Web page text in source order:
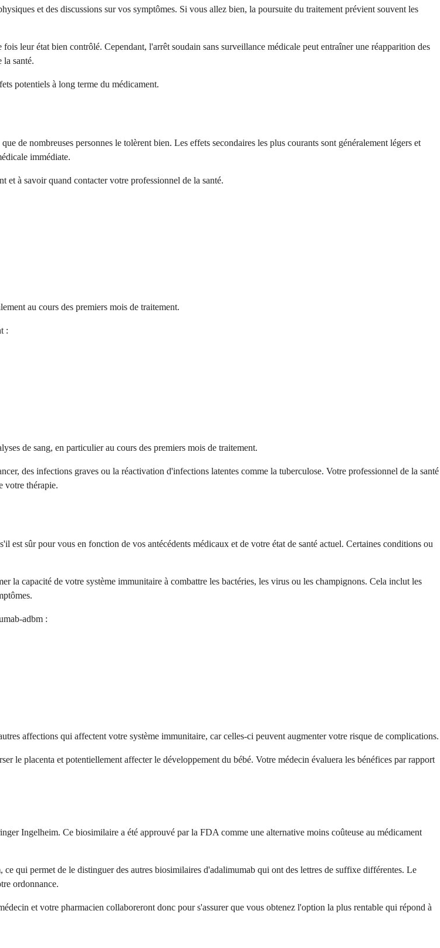
et des discussions sur vos symptômes. Si vous allez bien, la poursuite du traitement prévient souvent les
leur état bien contrôlé. Cependant, l'arrêt soudain sans surveillance médicale peut entraîner une réapparition des
la santé.
potentiels à long terme du médicament.
de nombreuses personnes le tolèrent bien. Les effets secondaires les plus courants sont généralement légers et
immédiate.
et à savoir quand contacter votre professionnel de la santé.
au cours des premiers mois de traitement.
:
de sang, en particulier au cours des premiers mois de traitement.
des infections graves ou la réactivation d'infections latentes comme la tuberculose. Votre professionnel de la santé
votre thérapie.
sûr pour vous en fonction de vos antécédents médicaux et de votre état de santé actuel. Certaines conditions ou
la capacité de votre système immunitaire à combattre les bactéries, les virus ou les champignons. Cela inclut les
adbm :
affections qui affectent votre système immunitaire, car celles-ci peuvent augmenter votre risque de complications.
le placenta et potentiellement affecter le développement du bébé. Votre médecin évaluera les bénéfices par rapport
Ingelheim. Ce biosimilaire a été approuvé par la FDA comme une alternative moins coûteuse au médicament
qui permet de le distinguer des autres biosimilaires d'adalimumab qui ont des lettres de suffixe différentes. Le
ordonnance.
et votre pharmacien collaboreront donc pour s'assurer que vous obtenez l'option la plus rentable qui répond à